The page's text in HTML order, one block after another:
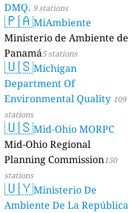
DMQ. 9 stations
🇵🇦MiAmbiente
Ministerio de Ambiente de
Panamá5 stations
🇺🇸Michigan
Department Of
Environmental Quality 109
stations
🇺🇸Mid-Ohio MORPC
Mid-Ohio Regional
Planning Commission150
stations
🇺🇾Ministerio De
Ambiente De La República